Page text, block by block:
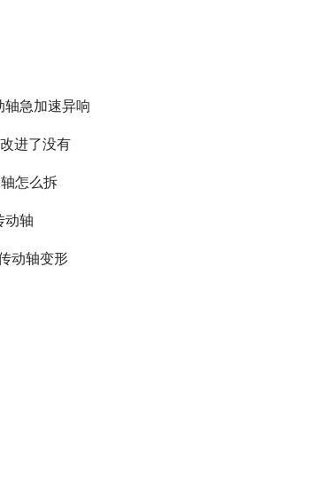
急加速异响
进了没有
怎么拆
动轴
动轴变形